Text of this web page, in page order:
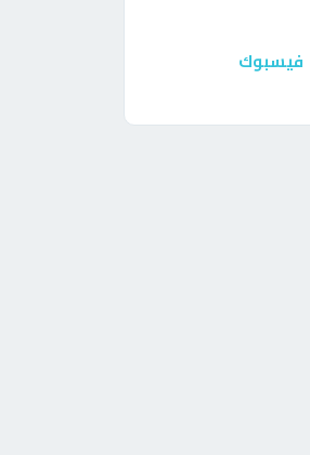
فيسبوك